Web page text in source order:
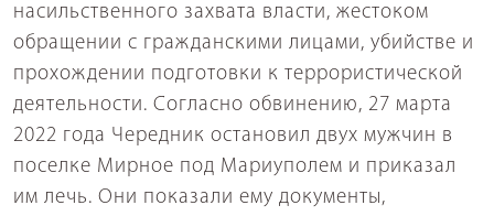
насильственного захвата власти, жестоком
обращении с гражданскими лицами, убийстве и
прохождении подготовки к террористической
деятельности. Согласно обвинению, 27 марта
2022 года Чередник остановил двух мужчин в
поселке Мирное под Мариуполем и приказал
им лечь. Они показали ему документы,